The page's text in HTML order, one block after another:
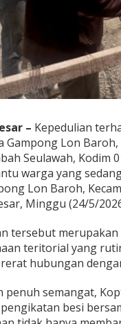
s
B
n
g
u
n
W
u
j
u
d
K
p
e
d
i
a
– Kepedulian
Gampong Lon
Seulawah, Kodim
warga yang
Lon Baroh,
Minggu (24/5/
tersebut
teritorial yang
hubungan
penuh semangat,
besi